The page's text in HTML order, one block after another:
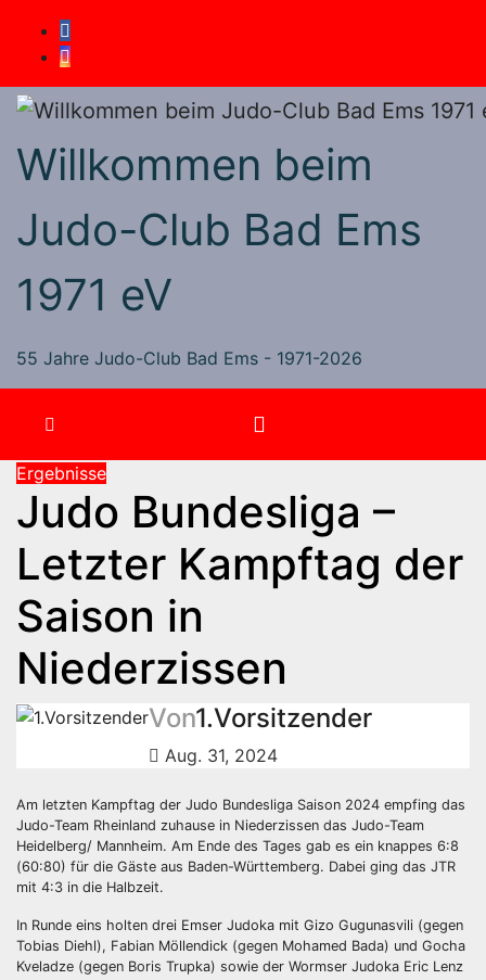
Inhalt
springen
Willkommen beim
Judo-Club Bad Ems
1971 eV
55 Jahre Judo-Club Bad Ems - 1971-2026
Ergebnisse
Judo Bundesliga –
Letzter Kampftag der
Saison in
Niederzissen
Von1.Vorsitzender
Aug. 31, 2024
Am letzten Kampftag der Judo Bundesliga Saison 2024 empfing das
Judo-Team Rheinland zuhause in Niederzissen das Judo-Team
Heidelberg/ Mannheim. Am Ende des Tages gab es ein knappes 6:8
(60:80) für die Gäste aus Baden-Württemberg. Dabei ging das JTR
mit 4:3 in die Halbzeit.
In Runde eins holten drei Emser Judoka mit Gizo Gugunasvili (gegen
Tobias Diehl), Fabian Möllendick (gegen Mohamed Bada) und Gocha
Kveladze (gegen Boris Trupka) sowie der Wormser Judoka Eric Lenz